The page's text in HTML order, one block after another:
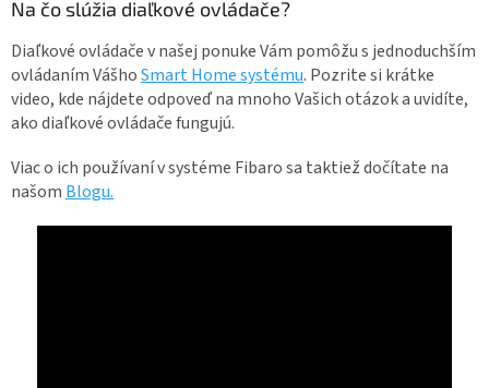
y
ý
p
i
s
Na čo slúžia diaľkové ovládače?
Diaľkové ovládače v našej ponuke Vám pomôžu s jednoduchším
ovládaním VášhoSmart Home systému. Pozrite si krátke
video, kde nájdete odpoveď na mnoho Vašich otázok a uvidíte,
ako diaľkové ovládače fungujú.
Viac o ich používaní v systéme Fibaro sa taktiež dočítate na
našom Blogu.